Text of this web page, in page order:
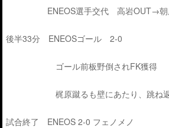
ENEOS選手交代 高岩OUT→朝
後半33分 ENEOSゴール 2-0
ゴール前板野倒されFK獲得
梶原蹴るも壁にあたり、跳ね返り
試合終了 ENEOS 2-0 フェノメノ